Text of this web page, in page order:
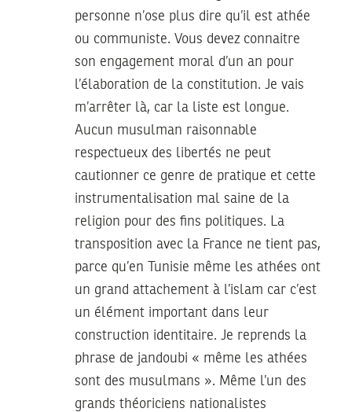
personne n’ose plus dire qu’il est athée
ou communiste. Vous devez connaitre
son engagement moral d’un an pour
l’élaboration de la constitution. Je vais
m’arrêter là, car la liste est longue.
Aucun musulman raisonnable
respectueux des libertés ne peut
cautionner ce genre de pratique et cette
instrumentalisation mal saine de la
religion pour des fins politiques. La
transposition avec la France ne tient pas,
parce qu’en Tunisie même les athées ont
un grand attachement à l’islam car c’est
un élément important dans leur
construction identitaire. Je reprends la
phrase de jandoubi « même les athées
sont des musulmans ». Même l’un des
grands théoriciens nationalistes